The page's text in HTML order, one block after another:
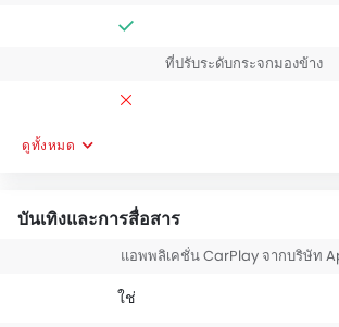
ที่ปรับระดับกระจกมองข้าง
ดูทั้งหมด
บันเทิงและการสื่อสาร
แอพพลิเคชั่น CarPlay จากบริษัท
ใช่